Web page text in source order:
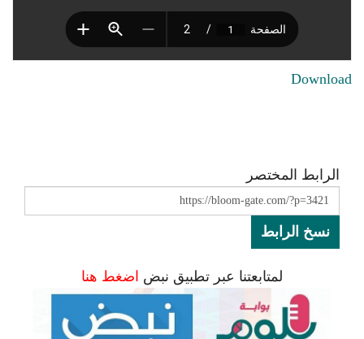
Download
الرابط المختصر
نسخ الرابط
لمتابعتنا عبر تطبيق نبض اضغط هنا